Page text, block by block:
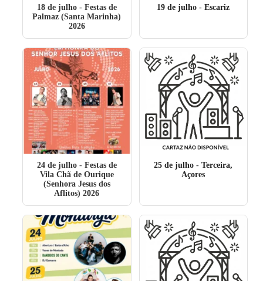
18 de julho- Festas de
Palmaz (Santa Marinha)
2026
19 de julho - Escariz
24 de julho- Festas de
Vila Chã de Ourique
(Senhora Jesus dos
Aflitos) 2026
25 de julho - Terceira,
Açores